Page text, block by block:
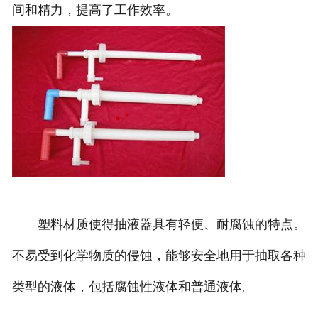
间和精力，提高了工作效率。
塑料材质使得抽液器具有轻便、耐腐蚀的特点。
不易受到化学物质的侵蚀，能够安全地用于抽取各种
类型的液体，包括腐蚀性液体和普通液体。